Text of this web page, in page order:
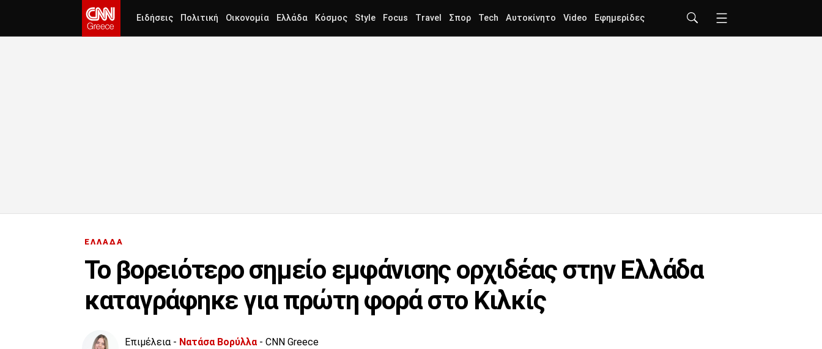
Ειδήσεις Πολιτική Οικονομία Ελλάδα Κόσμος Style Focus Travel Σπορ Tech Αυτοκίνητο Video Εφημερίδες
ΕΛΛΑΔΑ
Το βορειότερο σημείο εμφάνισης ορχιδέας στην Ελλάδα
καταγράφηκε για πρώτη φορά στο Κιλκίς
Επιμέλεια - Νατάσα Βορύλλα- CNN Greece